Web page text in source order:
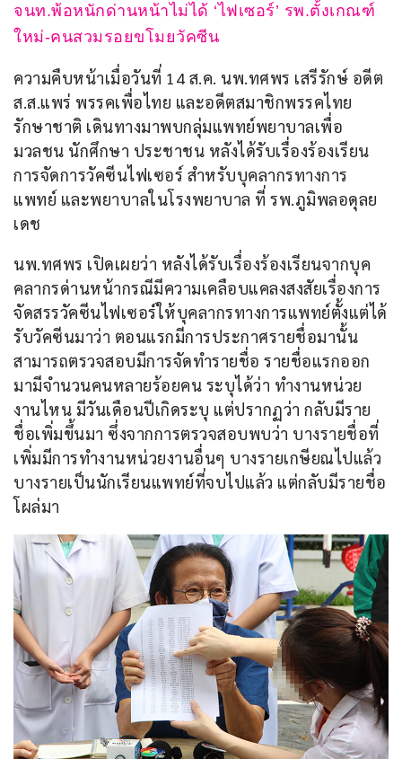
จนท.พ้อหนักด่านหน้าไม่ได้ ‘ไฟเซอร์’ รพ.ตั้งเกณฑ์
ใหม่-คนสวมรอยขโมยวัคซีน
ความคืบหน้าเมื่อวันที่ 14 ส.ค. นพ.ทศพร เสรีรักษ์ อดีต
ส.ส.แพร่ พรรคเพื่อไทย และอดีตสมาชิกพรรคไทย
รักษาชาติ เดินทางมาพบกลุ่มแพทย์พยาบาลเพื่อ
มวลชน นักศึกษา ประชาชน หลังได้รับเรื่องร้องเรียน
การจัดการวัคซีนไฟเซอร์ สำหรับบุคลากรทางการ
แพทย์ และพยาบาลในโรงพยาบาล ที่​ รพ.ภูมิพลอดุลย
เดช
นพ.ทศพร เปิดเผยว่า หลังได้รับเรื่องร้องเรียนจากบุค
คลากรด่านหน้ากรณีมีความเคลือบแคลงสงสัยเรื่องการ
จัดสรรวัคซีนไฟเซอร์ให้บุคลากรทางการแพทย์ตั้งแต่ได้
รับวัคซีนมาว่า ตอนแรกมีการประกาศรายชื่อมานั้น
สามารถตรวจสอบมีการจัดทำรายชื่อ รายชื่อแรกออก
มามีจำนวนคนหลายร้อยคน ระบุได้ว่า ทำงานหน่วย
งานไหน มีวันเดือนปีเกิดระบุ แต่ปรากฏว่า กลับมีราย
ชื่อเพิ่มขึ้นมา ซึ่งจากการตรวจสอบพบว่า บางรายชื่อที่
เพิ่มมีการทำงานหน่วยงานอื่นๆ บางรายเกษียณไปแล้ว
บางรายเป็นนักเรียนแพทย์ที่จบไปแล้ว แต่กลับมีรายชื่อ
โผล่มา